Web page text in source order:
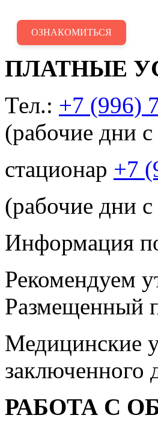
ОЗНАКОМИТЬСЯ
ПЛАТНЫЕ
Тел.: +7 (996)
(рабочие дни
стационар +7
(рабочие дни
Информация
Рекомендуем
Размещенный
Медицинские
заключенного
РАБОТА С